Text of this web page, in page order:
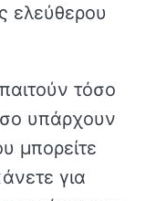
ελεύθερου
τόσο
υπάρχουν
μπορείτε
για